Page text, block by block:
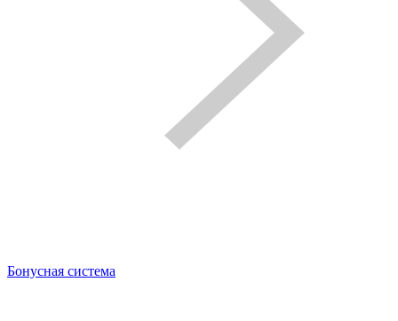
Бонусная система